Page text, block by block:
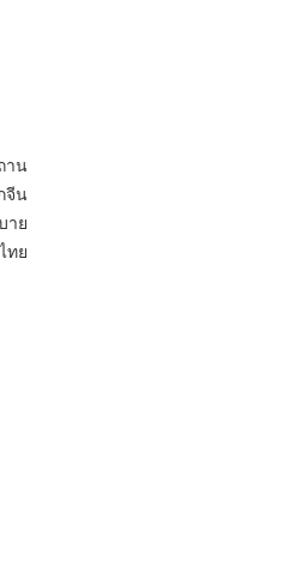
าน
จีน
าย
ทย